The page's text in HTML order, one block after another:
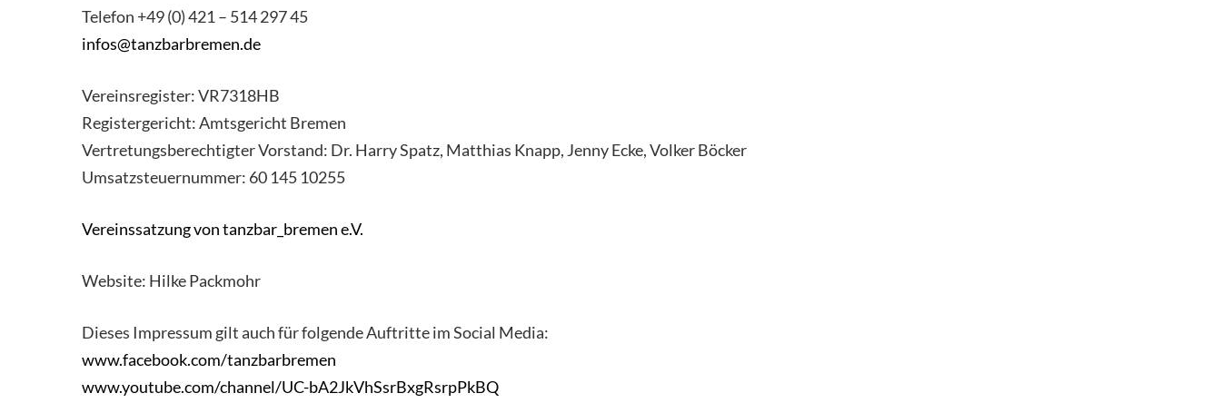
Telefon +49 (0) 421 – 514 297 45
infos@tanzbarbremen.de
Vereinsregister: VR7318HB
Registergericht: Amtsgericht Bremen
Vertretungsberechtigter Vorstand: Dr. Harry Spatz, Matthias Knapp, Jenny Ecke, Volker Böcker
Umsatzsteuernummer: 60 145 10255
Vereinssatzung von tanzbar_bremen e.V.
Website: Hilke Packmohr
Dieses Impressum gilt auch für folgende Auftritte im Social Media:
www.facebook.com/tanzbarbremen
www.youtube.com/channel/UC-bA2JkVhSsrBxgRsrpPkBQ